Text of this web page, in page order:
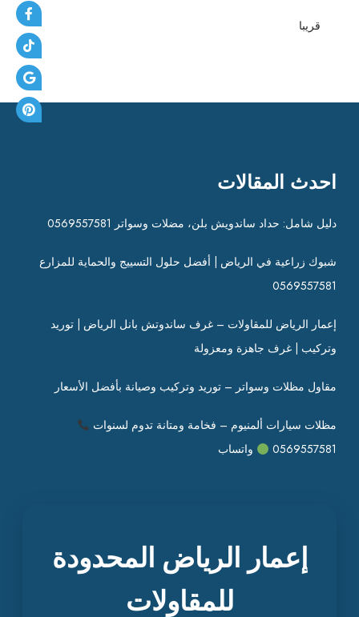
قريبا
احدث المقالات
دليل شامل: حداد ساندويش بلن، مضلات وسواتر 0569557581
شبوك زراعية في الرياض | أفضل حلول التسييج والحماية للمزارع
0569557581
إعمار الرياض للمقاولات – غرف ساندوتش بانل الرياض | توريد
وتركيب | غرف جاهزة ومعزولة
مقاول مظلات وسواتر – توريد وتركيب وصيانة بأفضل الأسعار
مظلات سيارات ألمنيوم – فخامة ومتانة تدوم لسنوات
0569557581
واتساب
إعمار الرياض المحدودة
للمقاولات